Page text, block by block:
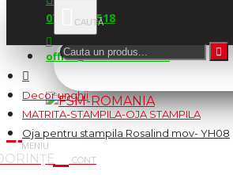
0745.677.518
office@fsm-romania.ro
Decor unghii
MATRITA-STAMPILA-OJA STAMPILA
Oja pentru stampila Rosalind mov- YH08